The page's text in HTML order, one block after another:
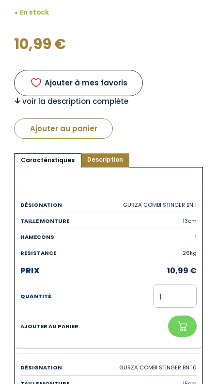
En stock
10,99€
Ajouter à mes favoris
voir la description complète
Ajouter au panier
Caractéristiques Description
GURZA COMBI STINGER BN 1
13cm
1
26kg
10,99 €
GURZA COMBI STINGER BN 10